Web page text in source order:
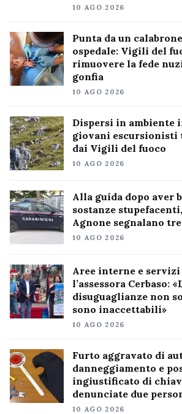
10 AGO 2026
Punta da un
ospedale: Vigili del
rimuovere la fede
gonfia
10 AGO 2026
Dispersi in ambiente
giovani
dai Vigili del fuoco
10 AGO 2026
Alla guida dopo aver
sostanze
Agnone segnalano
10 AGO 2026
Aree interne e
l’assessora Cerbaso:
disuguaglianze non
sono inaccettabili»
10 AGO 2026
Furto aggravato di
danneggiamento e
ingiustificato di
denunciate due
10 AGO 2026